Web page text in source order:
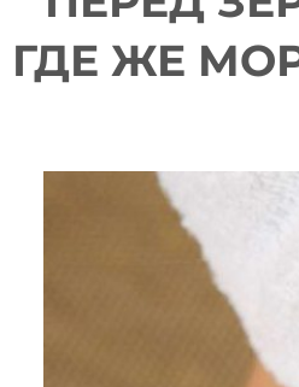
ГДЕ ЖЕ